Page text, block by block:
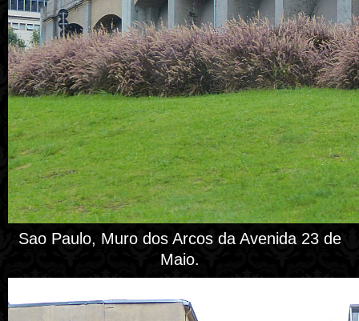
Sao Paulo, Muro dos Arcos da Avenida 23 de
Maio.